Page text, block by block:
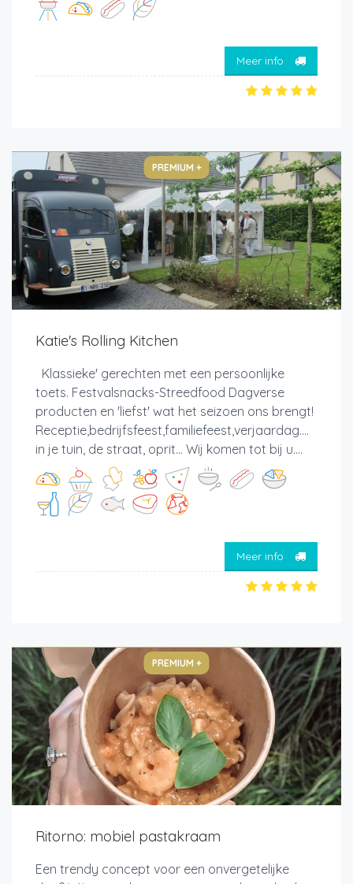
Meer info
PREMIUM +
Katie's Rolling Kitchen
Klassieke' gerechten met een persoonlijke
toets. Festvalsnacks-Streedfood Dagverse
producten en 'liefst' wat het seizoen ons brengt!
Receptie,bedrijfsfeest,familiefeest,verjaardag....
in je tuin, de straat, oprit... Wij komen tot bij u....
Meer info
PREMIUM +
Ritorno: mobiel pastakraam
Een trendy concept voor een onvergetelijke